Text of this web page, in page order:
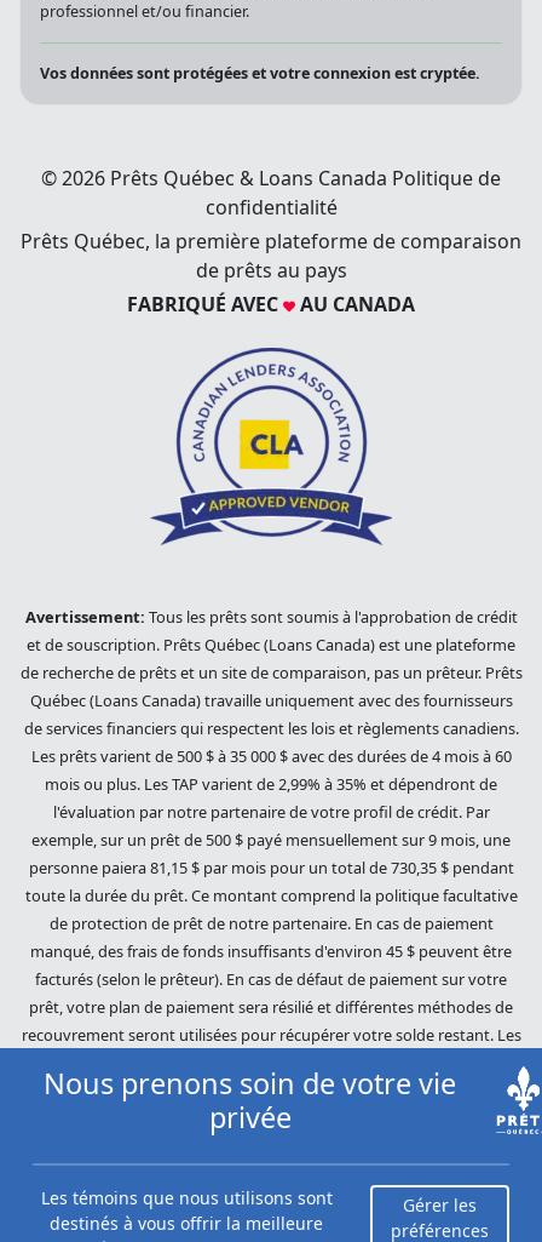
Vos données sont protégées et votre connexion est cryptée.
confidentialité
Prêts Québec, la première plateforme de comparaison
de prêts au pays
FABRIQUÉ AVEC AU CANADA
et de souscription. Prêts Québec (Loans Canada) est une plateforme
de recherche de prêts et un site de comparaison, pas un prêteur. Prêts
Québec (Loans Canada) travaille uniquement avec des fournisseurs
de services financiers qui respectent les lois et règlements canadiens.
Les prêts varient de 500 $ à 35 000 $ avec des durées de 4 mois à 60
mois ou plus. Les TAP varient de 2,99% à 35% et dépendront de
l'évaluation par notre partenaire de votre profil de crédit. Par
exemple, sur un prêt de 500 $ payé mensuellement sur 9 mois, une
personne paiera 81,15 $ par mois pour un total de 730,35 $ pendant
toute la durée du prêt. Ce montant comprend la politique facultative
de protection de prêt de notre partenaire. En cas de paiement
manqué, des frais de fonds insuffisants d'environ 45 $ peuvent être
facturés (selon le prêteur). En cas de défaut de paiement sur votre
prêt, votre plan de paiement sera résilié et différentes méthodes de
recouvrement seront utilisées pour récupérer votre solde restant. Les
dettes impayées seront poursuivies dans toute l'étendue de la loi. Nos
Québec (Loans Canada) n'est pas affilié à Equifax Canada Co., sa
société mère, ses filiales ou ses sociétés affiliées (collectivement,
Score du risque Equifax, cependant, Equifax n'approuve, ne garantit ni
ne recommande aucun des produits, services ou contenus de ce site
Nous prenons soin de votre vie
privée
Les témoins que nous utilisons sont
destinés à vous offrir la meilleure
Gérer les
préférences